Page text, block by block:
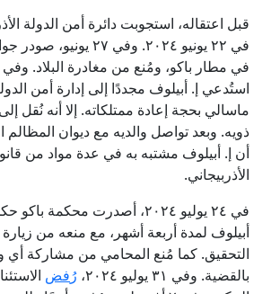
قبل اعتقاله، استجوبت دائرة أمن الدولة
في ٢٢ يونيو ٢٠٢٤. وفي ٢٧
استُدعي إ. أبيلوف مجددًا إلى إدارة أمن
ماسالي بحجة إعادة ممتلكاته. إلا أنه نُقل
ذويه. وبعد تواصل والديه مع ديوان المظالم
أن إ. أبيلوف مشتبه به في عدة مواد من
الأذربيجاني.
في ٢٤ يوليو ٢٠٢٤، أصدرت محكمة
أبيلوف لمدة أربعة أشهر، مع منعه من
التحقيق. كما مُنع المحامي من مشاركة أي
بالقضية. وفي ٣١ يوليو ٢٠٢٤،
رفض